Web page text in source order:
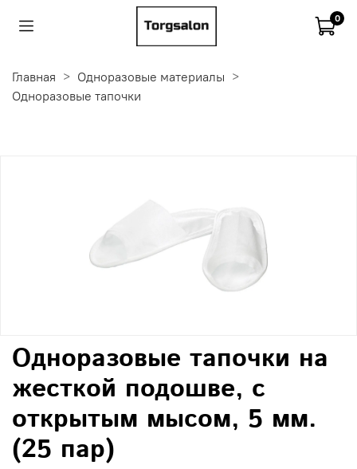
0
Главная
Одноразовые материалы
Одноразовые тапочки
Одноразовые тапочки на
жесткой подошве, с
открытым мысом, 5 мм.
(25 пар)